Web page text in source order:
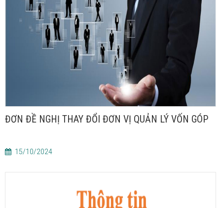
ĐƠN ĐỀ NGHỊ THAY ĐỔI ĐƠN VỊ QUẢN LÝ VỐN GÓP
15/10/2024